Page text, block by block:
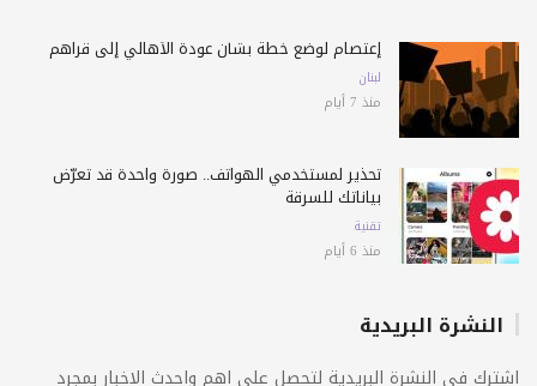
إعتصام لوضع خطة بشأن عودة الأهالي إلى قراهم
لبنان
منذ 7 أيام
تحذير لمستخدمي الهواتف.. صورة واحدة قد تعرّض
بياناتك للسرقة
تقنية
منذ 6 أيام
النشرة البريدية
اشترك فى النشرة البريدية لتحصل على اهم واحدث الاخبار بمجرد